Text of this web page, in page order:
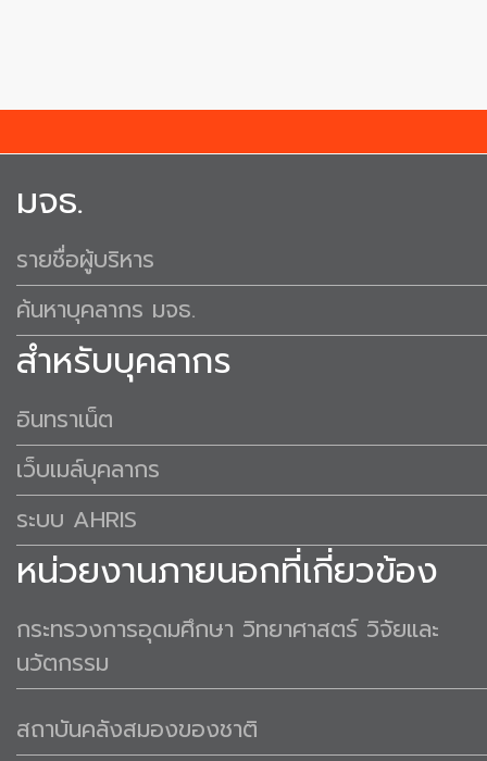
มจธ.
รายชื่อผู้บริหาร
ค้นหาบุคลากร มจธ.
สำหรับบุคลากร
อินทราเน็ต
เว็บเมล์บุคลากร
ระบบ AHRIS
หน่วยงานภายนอกที่เกี่ยวข้อง
กระทรวงการอุดมศึกษา วิทยาศาสตร์ วิจัยและ
นวัตกรรม
สถาบันคลังสมองของชาติ